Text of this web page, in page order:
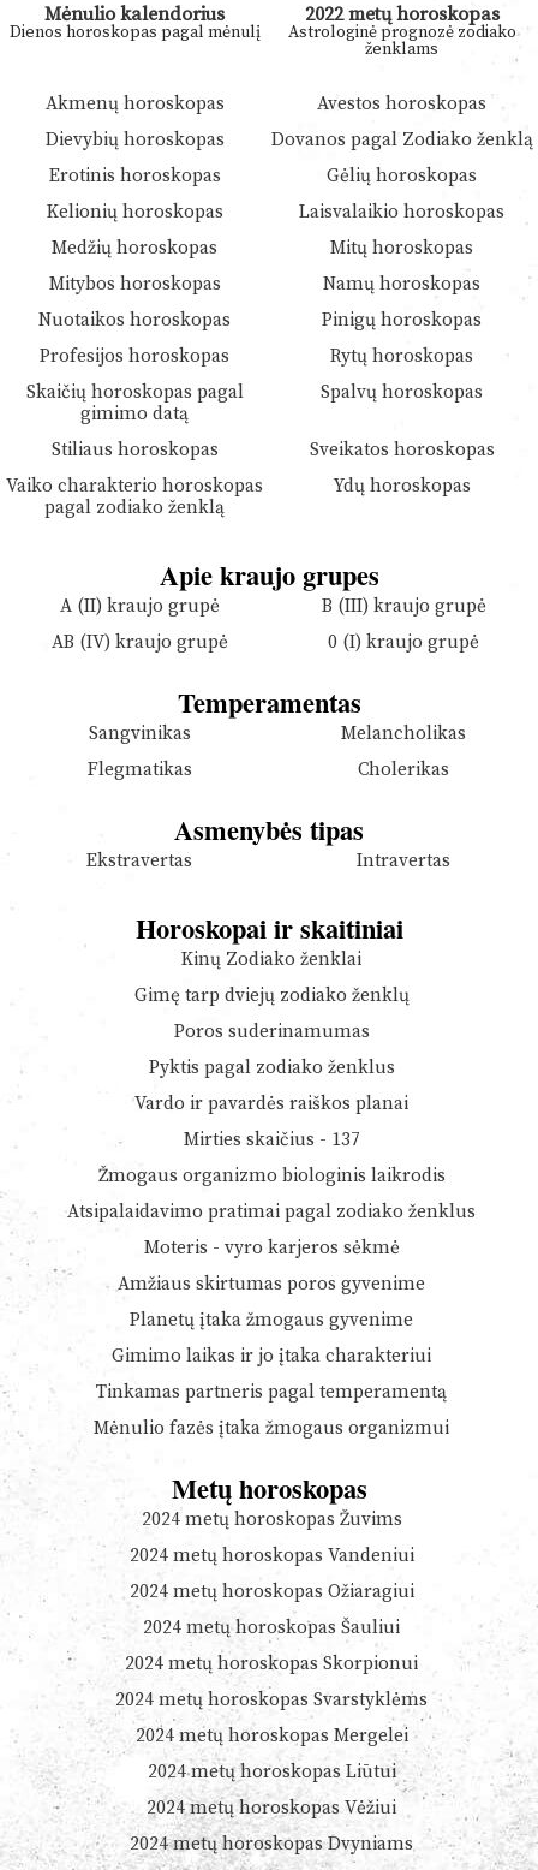
Mėnulio kalendorius
Dienos horoskopas pagal mėnulį
2022 metų horoskopas
Astrologinė prognozė zodiako
ženklams
Akmenų horoskopas
Avestos horoskopas
Dievybių horoskopas
Dovanos pagal Zodiako ženklą
Erotinis horoskopas
Gėlių horoskopas
Kelionių horoskopas
Laisvalaikio horoskopas
Medžių horoskopas
Mitų horoskopas
Mitybos horoskopas
Namų horoskopas
Nuotaikos horoskopas
Pinigų horoskopas
Profesijos horoskopas
Rytų horoskopas
Skaičių horoskopas pagal
gimimo datą
Spalvų horoskopas
Stiliaus horoskopas
Sveikatos horoskopas
Vaiko charakterio horoskopas
pagal zodiako ženklą
Ydų horoskopas
Apie kraujo grupes
A (II) kraujo grupė
B (III) kraujo grupė
AB (IV) kraujo grupė
0 (I) kraujo grupė
Temperamentas
Sangvinikas
Melancholikas
Flegmatikas
Cholerikas
Asmenybės tipas
Ekstravertas Intravertas
Horoskopai ir skaitiniai
Kinų Zodiako ženklai
Gimę tarp dviejų zodiako ženklų
Poros suderinamumas
Pyktis pagal zodiako ženklus
Vardo ir pavardės raiškos planai
Mirties skaičius - 137
Žmogaus organizmo biologinis laikrodis
Atsipalaidavimo pratimai pagal zodiako ženklus
Moteris - vyro karjeros sėkmė
Amžiaus skirtumas poros gyvenime
Planetų įtaka žmogaus gyvenime
Gimimo laikas ir jo įtaka charakteriui
Tinkamas partneris pagal temperamentą
Mėnulio fazės įtaka žmogaus organizmui
Metų horoskopas
2024 metų horoskopas Žuvims
2024 metų horoskopas Vandeniui
2024 metų horoskopas Ožiaragiui
2024 metų horoskopas Šauliui
2024 metų horoskopas Skorpionui
2024 metų horoskopas Svarstyklėms
2024 metų horoskopas Mergelei
2024 metų horoskopas Liūtui
2024 metų horoskopas Vėžiui
2024 metų horoskopas Dvyniams